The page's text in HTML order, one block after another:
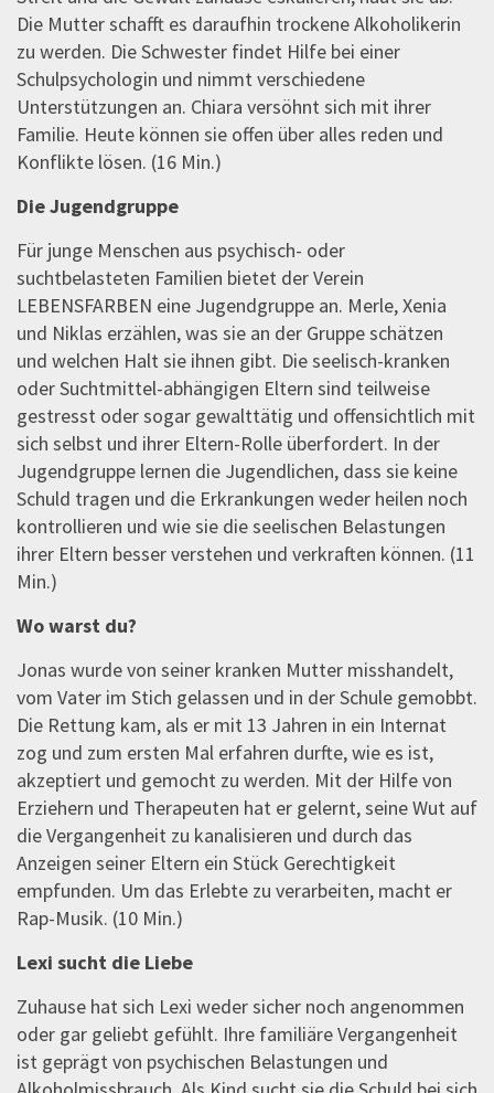
Die Mutter schafft es daraufhin trockene Alkoholikerin
zu werden. Die Schwester findet Hilfe bei einer
Schulpsychologin und nimmt verschiedene
Unterstützungen an. Chiara versöhnt sich mit ihrer
Familie. Heute können sie offen über alles reden und
Konflikte lösen. (16 Min.)
Die Jugendgruppe
Für junge Menschen aus psychisch- oder
suchtbelasteten Familien bietet der Verein
LEBENSFARBEN eine Jugendgruppe an. Merle, Xenia
und Niklas erzählen, was sie an der Gruppe schätzen
und welchen Halt sie ihnen gibt. Die seelisch-kranken
oder Suchtmittel-abhängigen Eltern sind teilweise
gestresst oder sogar gewalttätig und offensichtlich mit
sich selbst und ihrer Eltern-Rolle überfordert. In der
Jugendgruppe lernen die Jugendlichen, dass sie keine
Schuld tragen und die Erkrankungen weder heilen noch
kontrollieren und wie sie die seelischen Belastungen
ihrer Eltern besser verstehen und verkraften können. (11
Min.)
Wo warst du?
Jonas wurde von seiner kranken Mutter misshandelt,
vom Vater im Stich gelassen und in der Schule gemobbt.
Die Rettung kam, als er mit 13 Jahren in ein Internat
zog und zum ersten Mal erfahren durfte, wie es ist,
akzeptiert und gemocht zu werden. Mit der Hilfe von
Erziehern und Therapeuten hat er gelernt, seine Wut auf
die Vergangenheit zu kanalisieren und durch das
Anzeigen seiner Eltern ein Stück Gerechtigkeit
empfunden. Um das Erlebte zu verarbeiten, macht er
Rap-Musik. (10 Min.)
Lexi sucht die Liebe
Zuhause hat sich Lexi weder sicher noch angenommen
oder gar geliebt gefühlt. Ihre familiäre Vergangenheit
ist geprägt von psychischen Belastungen und